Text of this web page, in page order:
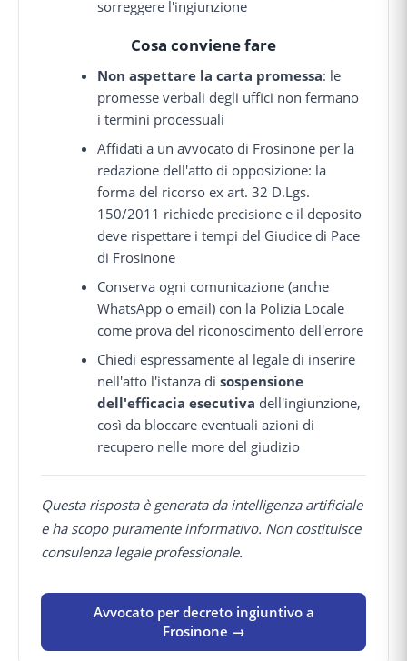
sorreggere l'ingiunzione
Cosa conviene fare
Non aspettare la carta promessa: le
promesse verbali degli uffici non fermano
i termini processuali
Affidati a un avvocato di Frosinone per la
redazione dell'atto di opposizione: la
forma del ricorso ex art. 32 D.Lgs.
150/2011 richiede precisione e il deposito
deve rispettare i tempi del Giudice di Pace
di Frosinone
Conserva ogni comunicazione (anche
WhatsApp o email) con la Polizia Locale
come prova del riconoscimento dell'errore
Chiedi espressamente al legale di inserire
nell'atto l'istanza disospensione
dell'efficacia esecutiva dell'ingiunzione,
così da bloccare eventuali azioni di
recupero nelle more del giudizio
Questa risposta è generata da intelligenza artificiale
e ha scopo puramente informativo. Non costituisce
consulenza legale professionale.
Avvocato per decreto ingiuntivo a
Frosinone →